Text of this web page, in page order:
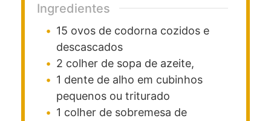
Ingredientes
15 ovos de codorna cozidos e
descascados
2 colher de sopa de azeite,
1 dente de alho em cubinhos
pequenos ou triturado
1 colher de sobremesa de